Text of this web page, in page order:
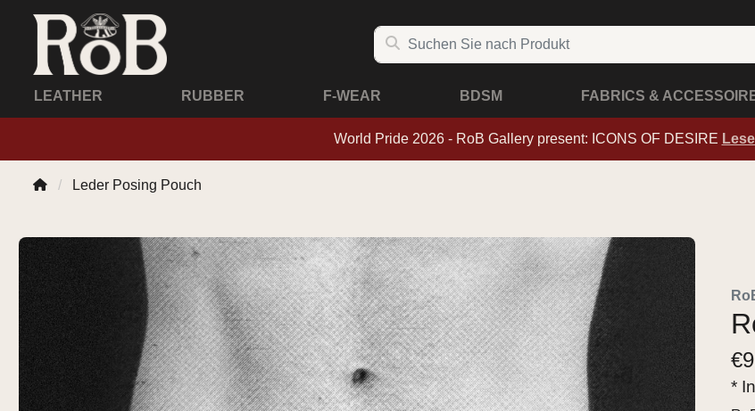
LEATHER RUBBER F-WEAR BDSM FABRICS &
World Pride 2026 - RoB Gallery present: ICONS OF DESIRE
Leder Posing Pouch
€
*